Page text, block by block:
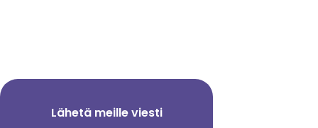
Lähetä meille viesti